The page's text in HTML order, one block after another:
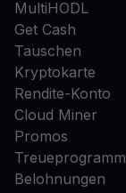
MultiHODL
Get Cash
Tauschen
Kryptokarte
Rendite-Konto
Cloud Miner
Promos
Treueprogramm
Belohnungen